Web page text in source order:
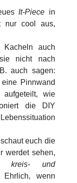
It-Piece in
nur cool aus,
Kacheln auch
nicht nach
auch sagen:
Pinnwand
wie
die DIY
euch die
werdet sehen,
kreis- und
wenn